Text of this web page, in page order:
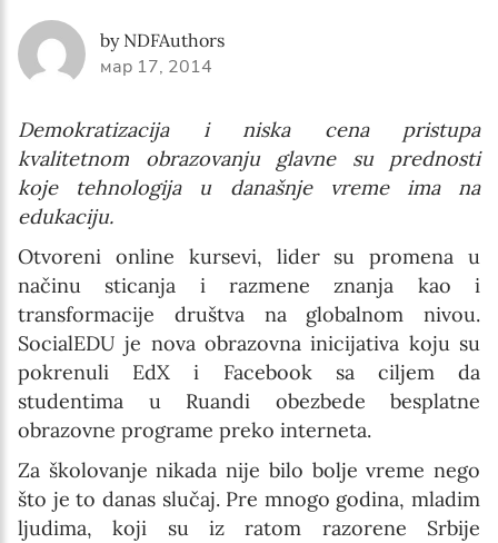
by NDFAuthors
мар 17, 2014
Demokratizacija i niska cena pristupa
kvalitetnom obrazovanju glavne su prednosti
koje tehnologija u današnje vreme ima na
edukaciju.
Otvoreni online kursevi, lider su promena u
načinu sticanja i razmene znanja kao i
transformacije društva na globalnom nivou.
SocialEDU je nova obrazovna inicijativa koju su
pokrenuli EdX i Facebook sa ciljem da
studentima u Ruandi obezbede besplatne
obrazovne programe preko interneta.
Za školovanje nikada nije bilo bolje vreme nego
što je to danas slučaj. Pre mnogo godina, mladim
ljudima, koji su iz ratom razorene Srbije
SUBSCRIBE